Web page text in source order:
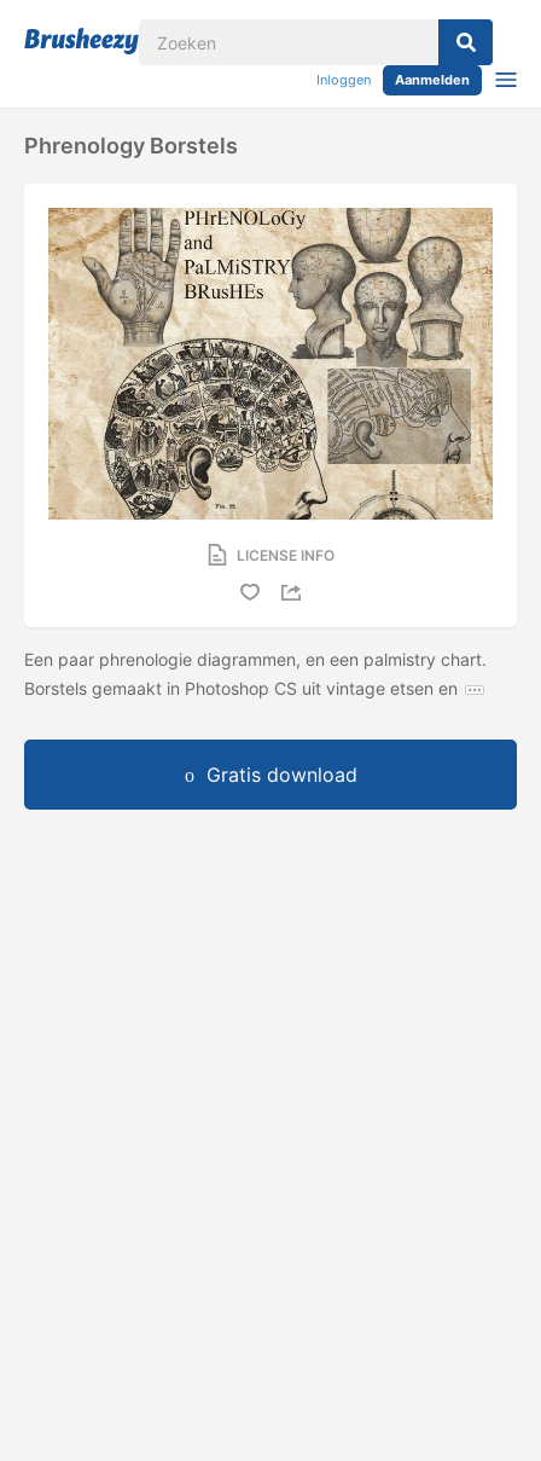
Inloggen Aanmelden
Phrenology Borstels
LICENSE INFO
Een paar phrenologie diagrammen, en een palmistry chart.
Borstels gemaakt in Photoshop CS uit vintage etsen en
Gratis download